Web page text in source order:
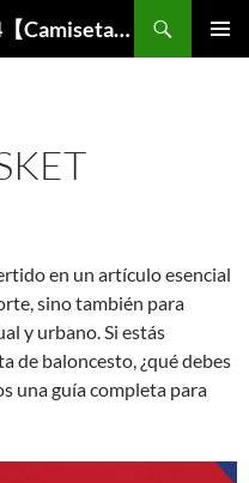
Camisetas NBA Baratas 2024【Camisetas Especiales Baloncesto】
en un artículo esencial
sino también para
y urbano. Si estás
de baloncesto, ¿qué debes
una guía completa para